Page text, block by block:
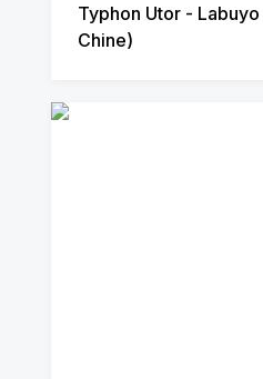
Typhon Utor -
Chine)